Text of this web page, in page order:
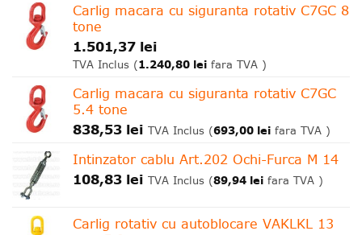
Carlig macara cu siguranta rotativ C7GC 8
tone
1.501,37 lei
TVA Inclus (1.240,80 lei fara TVA )
Carlig macara cu siguranta rotativ C7GC
5.4 tone
838,53 lei TVA Inclus (693,00 lei fara TVA )
Intinzator cablu Art.202 Ochi-Furca M 14
108,83 lei TVA Inclus (89,94 lei fara TVA )
Carlig rotativ cu autoblocare VAKLKL 13